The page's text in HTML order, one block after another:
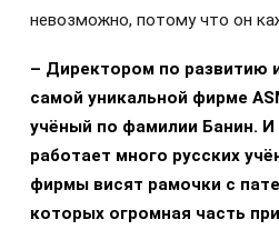
невозможно, потому что он
– Директором по развитию
самой уникальной фирме
учёный по фамилии Банин.
работает много русских
фирмы висят рамочки с
которых огромная часть